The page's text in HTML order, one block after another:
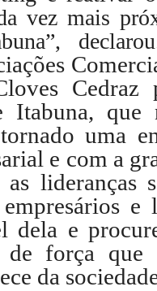
vez mais
Cedraz
que
uma
e com a
as lideranças
e
dela e
de força
da